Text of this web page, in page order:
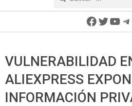
Facebook
Twitter
VULNERABILIDAD
ALIEXPRESS
INFORMACIÓN